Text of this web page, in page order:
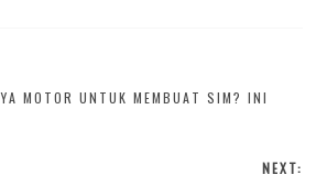
MOTOR UNTUK MEMBUAT SIM? INI
NEXT: